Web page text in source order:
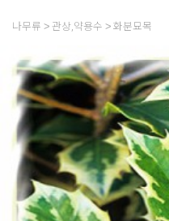
4 구근
5 모종
6 접시꽃
7 에키네시아
나무류 관상,약용수 화분묘목